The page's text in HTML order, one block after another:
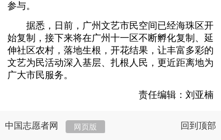
参与。
据悉，日前，广州文艺市民空间已经海珠区开
始复制，接下来将在广州十一区不断孵化复制、延
伸社区农村，落地生根，开花结果，让丰富多彩的
文艺为民活动深入基层、扎根人民，更近距离地为
广大市民服务。
责任编辑：刘亚楠
中国志愿者网 回到顶部